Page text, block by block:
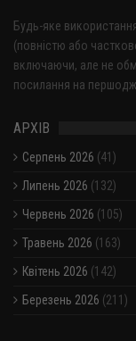
Будь-яке
(повністю або
включаючи, але не
посилання на
АРХІВ
Серпень 2026 (41)
Липень 2026 (132)
Червень 2026 (105)
Травень 2026 (163)
Квітень 2026 (142)
Березень 2026 (211)